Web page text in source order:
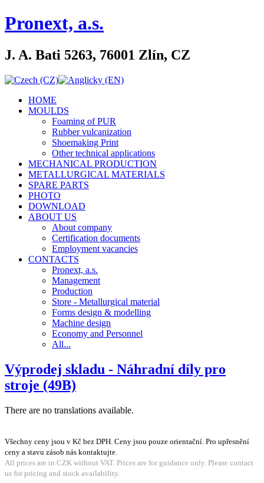
Pronext, a.s.
J. A. Bati 5263, 76001 Zlín, CZ
HOME
MOULDS
Foaming of PUR
Rubber vulcanization
Shoemaking Print
Other technical applications
MECHANICAL PRODUCTION
METALLURGICAL MATERIALS
SPARE PARTS
PHOTO
DOWNLOAD
ABOUT US
About company
Certification documents
Employment vacancies
CONTACTS
Pronext, a.s.
Management
Production
Store - Metallurgical material
Forms design & modelling
Machine design
Economy and Personnel
All...
Výprodej skladu - Náhradní díly pro
stroje (49B)
There are no translations available.
Všechny ceny jsou v Kč bez DPH. Ceny jsou pouze orientační. Pro upřesnění
ceny a stavu zásob nás kontaktujte.
All prices are in CZK without VAT. Prices are for guidance only. Please contact
us for pricing and stock availability.